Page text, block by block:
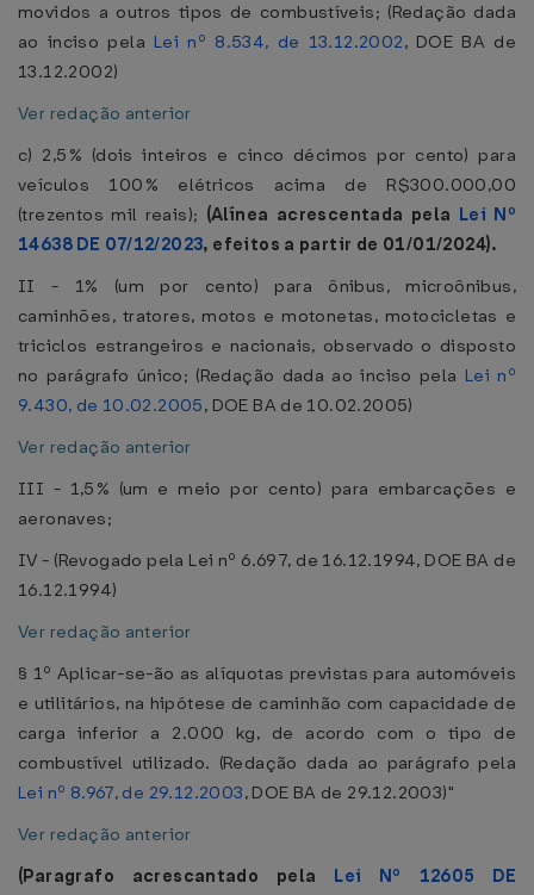
movidos a outros tipos de combustíveis; (Redação dada
ao inciso pela Lei nº 8.534, de 13.12.2002, DOE BA de
13.12.2002)
Ver redação anterior
c) 2,5% (dois inteiros e cinco décimos por cento) para
veículos 100% elétricos acima de R$300.000,00
(trezentos mil reais); (Alínea acrescentada pela Lei Nº
14638 DE 07/12/2023, efeitos a partir de 01/01/2024).
II - 1% (um por cento) para ônibus, microônibus,
caminhões, tratores, motos e motonetas, motocicletas e
triciclos estrangeiros e nacionais, observado o disposto
no parágrafo único; (Redação dada ao inciso pela Lei nº
9.430, de 10.02.2005, DOE BA de 10.02.2005)
Ver redação anterior
III - 1,5% (um e meio por cento) para embarcações e
aeronaves;
IV - (Revogado pela Lei nº 6.697, de 16.12.1994, DOE BA de
16.12.1994)
Ver redação anterior
§ 1º Aplicar-se-ão as alíquotas previstas para automóveis
e utilitários, na hipótese de caminhão com capacidade de
carga inferior a 2.000 kg, de acordo com o tipo de
combustível utilizado. (Redação dada ao parágrafo pela
Lei nº 8.967, de 29.12.2003, DOE BA de 29.12.2003)"
Ver redação anterior
(Paragrafo acrescantado pela Lei Nº 12605 DE